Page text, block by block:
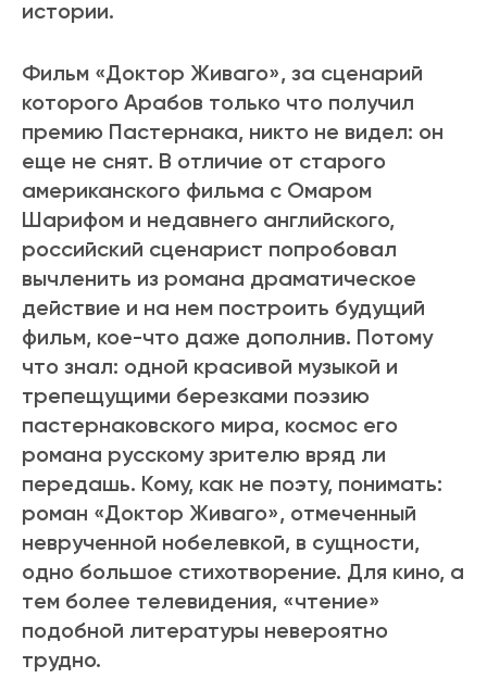
истории.
Фильм «Доктор Живаго», за сценарий
которого Арабов только что получил
премию Пастернака, никто не видел: он
еще не снят. В отличие от старого
американского фильма с Омаром
Шарифом и недавнего английского,
российский сценарист попробовал
вычленить из романа драматическое
действие и на нем построить будущий
фильм, кое-что даже дополнив. Потому
что знал: одной красивой музыкой и
трепещущими березками поэзию
пастернаковского мира, космос его
романа русскому зрителю вряд ли
передашь. Кому, как не поэту, понимать:
роман «Доктор Живаго», отмеченный
неврученной нобелевкой, в сущности,
одно большое стихотворение. Для кино, а
тем более телевидения, «чтение»
подобной литературы невероятно
трудно.